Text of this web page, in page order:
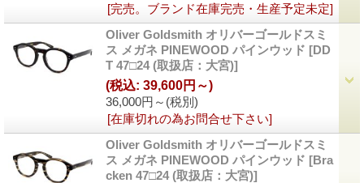
[完売。ブランド在庫完売・生産予定未定]
Oliver Goldsmith オリバーゴールドスミ
ス メガネ PINEWOOD パインウッド [DD
T 47□24 (取扱店：大宮)]
36,000円～ (税別)
(税込: 39,600円～)
[在庫切れの為お問合せ下さい]
Oliver Goldsmith オリバーゴールドスミ
ス メガネ PINEWOOD パインウッド [Bra
cken 47□24 (取扱店：大宮)]